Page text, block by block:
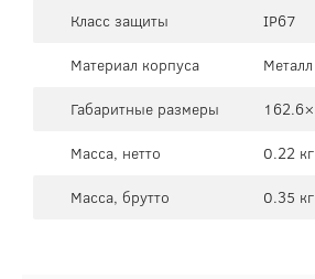
Класс защиты
IP67
Материал корпуса
Металл
Габаритные размеры
Масса, нетто
0.22 кг
Масса, брутто
0.35 кг